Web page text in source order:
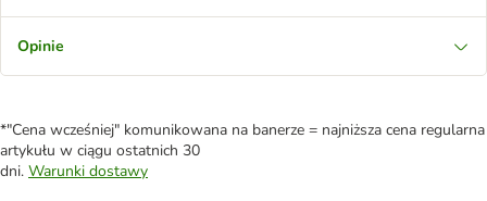
Opinie
*"Cena wcześniej" komunikowana na banerze = najniższa cena regularna
artykułu w ciągu ostatnich 30
dni. Warunki dostawy